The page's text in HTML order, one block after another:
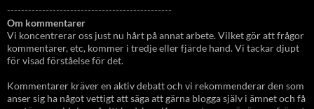
-----------------------------------------------
Om kommentarer
Vi koncentrerar oss just nu hårt på annat arbete. Vilket gör att frågor
kommentarer, etc, kommer i tredje eller fjärde hand. Vi tackar djupt
för visad förståelse för det.
Kommentarer kräver en aktiv debatt och vi rekommenderar den som
anser sig ha något vettigt att säga att gärna blogga själv i ämnet och få